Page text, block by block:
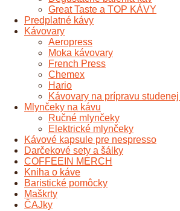
Great Taste a TOP KÁVY
Predplatné kávy
Kávovary
Aeropress
Moka kávovary
French Press
Chemex
Hario
Kávovary na prípravu
Mlynčeky na kávu
Ručné mlynčeky
Elektrické mlynčeky
Kávové kapsule pre nespresso
Darčekové sety a šálky
COFFEEIN MERCH
Kniha o káve
Baristické pomôcky
Maškrty
ČAJky